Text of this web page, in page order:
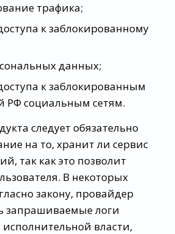
трафика;
к заблокированному
данных;
к заблокированным
РФ социальным сетям.
следует обязательно
на то, хранит ли сервис
так как это позволит
В некоторых
закону, провайдер
запрашиваемые логи
власти,